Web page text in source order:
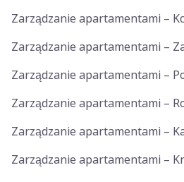
Zarządzanie apartamentami –
Zarządzanie apartamentami –
Zarządzanie apartamentami –
Zarządzanie apartamentami –
Zarządzanie apartamentami –
Zarządzanie apartamentami –